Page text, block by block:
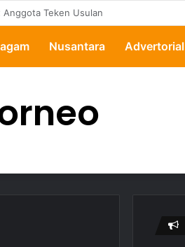
Kredit Macet Bankaltimtara
Nusantara Advertorial